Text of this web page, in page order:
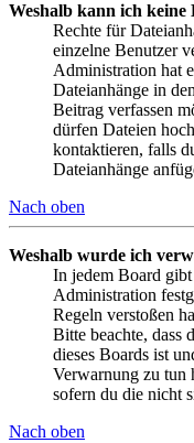
Weshalb kann ich keine
Rechte für
einzelne Benutzer
Administration hat
Dateianhänge in
Beitrag verfassen
dürfen Dateien
kontaktieren, falls
Dateianhänge
Nach oben
Weshalb wurde ich
In jedem Board gibt
Administration
Regeln verstoßen
Bitte beachte, dass
dieses Boards ist
Verwarnung zu tun
sofern du die nicht
Nach oben